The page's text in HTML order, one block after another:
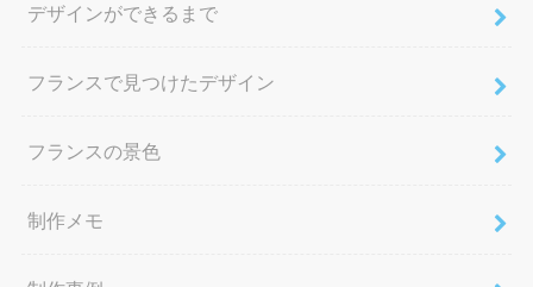
デザインができるまで
フランスで見つけたデザイン
フランスの景色
制作メモ